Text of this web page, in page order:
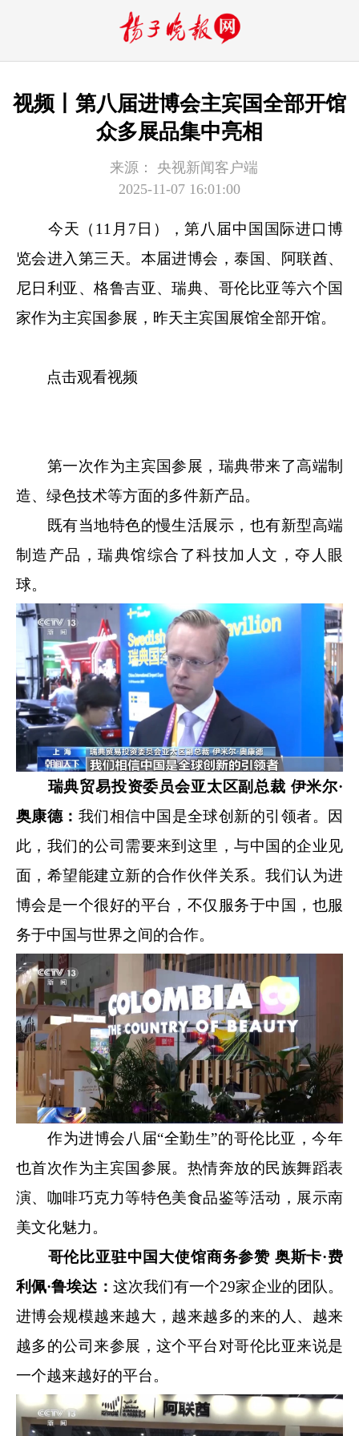
视频丨第八届进博会主宾国全部开馆
众多展品集中亮相
来源：
央视新闻客户端
2025-11-07 16:01:00
今天（11月7日），第八届中国国际进口博
览会进入第三天。本届进博会，泰国、阿联酋、
尼日利亚、格鲁吉亚、瑞典、哥伦比亚等六个国
家作为主宾国参展，昨天主宾国展馆全部开馆。
点击观看视频
第一次作为主宾国参展，瑞典带来了高端制
造、绿色技术等方面的多件新产品。
既有当地特色的慢生活展示，也有新型高端
制造产品，瑞典馆综合了科技加人文，夺人眼
球。
瑞典贸易投资委员会亚太区副总裁 伊米尔·
奥康德： 我们相信中国是全球创新的引领者。因
此，我们的公司需要来到这里，与中国的企业见
面，希望能建立新的合作伙伴关系。我们认为进
博会是一个很好的平台，不仅服务于中国，也服
务于中国与世界之间的合作。
作为进博会八届“全勤生”的哥伦比亚，今年
也首次作为主宾国参展。热情奔放的民族舞蹈表
演、咖啡巧克力等特色美食品鉴等活动，展示南
美文化魅力。
哥伦比亚驻中国大使馆商务参赞 奥斯卡·费
利佩·鲁埃达： 这次我们有一个29家企业的团队。
进博会规模越来越大，越来越多的来的人、越来
越多的公司来参展，这个平台对哥伦比亚来说是
一个越来越好的平台。